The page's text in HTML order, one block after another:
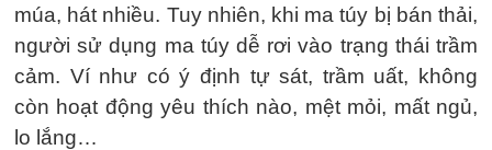
múa, hát nhiều. Tuy nhiên, khi ma túy bị bán thải,
người sử dụng ma túy dễ rơi vào trạng thái trầm
cảm. Ví như có ý định tự sát, trầm uất, không
còn hoạt động yêu thích nào, mệt mỏi, mất ngủ,
lo lắng…